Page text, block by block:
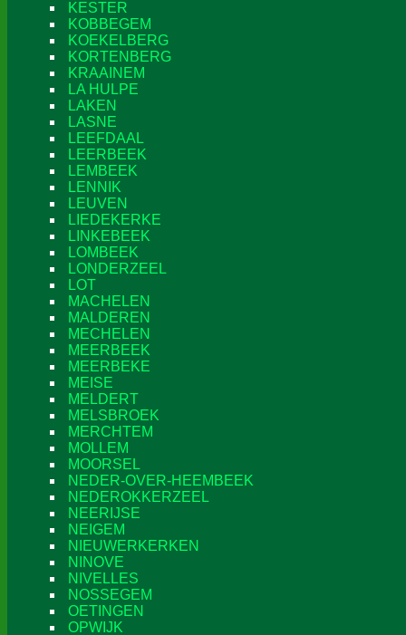
KESTER
KOBBEGEM
KOEKELBERG
KORTENBERG
KRAAINEM
LA HULPE
LAKEN
LASNE
LEEFDAAL
LEERBEEK
LEMBEEK
LENNIK
LEUVEN
LIEDEKERKE
LINKEBEEK
LOMBEEK
LONDERZEEL
LOT
MACHELEN
MALDEREN
MECHELEN
MEERBEEK
MEERBEKE
MEISE
MELDERT
MELSBROEK
MERCHTEM
MOLLEM
MOORSEL
NEDER-OVER-HEEMBEEK
NEDEROKKERZEEL
NEERIJSE
NEIGEM
NIEUWERKERKEN
NINOVE
NIVELLES
NOSSEGEM
OETINGEN
OPWIJK